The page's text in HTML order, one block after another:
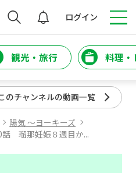
検索 ログイン
観光・旅行 料理・
のチャンネルの動画一覧
陽気 ～ヨーキーズ
話 瑠那妊娠８週目か...